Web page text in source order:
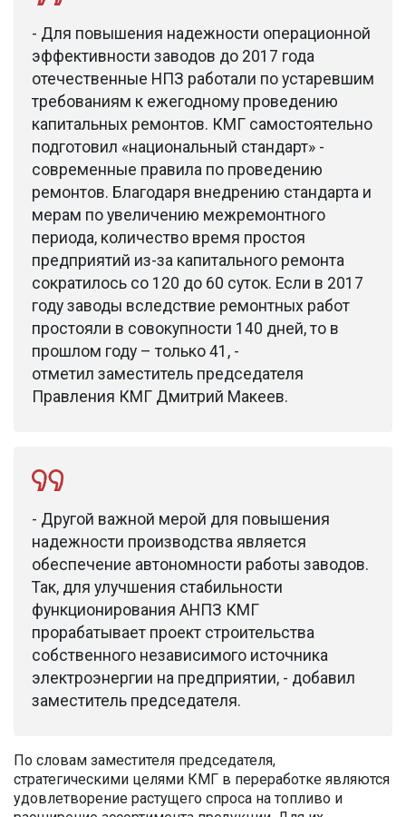
- Для повышения надежности операционной
эффективности заводов до 2017 года
отечественные НПЗ работали по устаревшим
требованиям к ежегодному проведению
капитальных ремонтов. КМГ самостоятельно
подготовил «национальный стандарт» -
современные правила по проведению
ремонтов. Благодаря внедрению стандарта и
мерам по увеличению межремонтного
периода, количество время простоя
предприятий из-за капитального ремонта
сократилось со 120 до 60 суток. Если в 2017
году заводы вследствие ремонтных работ
простояли в совокупности 140 дней, то в
прошлом году – только 41, -
отметил заместитель председателя
Правления КМГ Дмитрий Макеев.
- Другой важной мерой для повышения
надежности производства является
обеспечение автономности работы заводов.
Так, для улучшения стабильности
функционирования АНПЗ КМГ
прорабатывает проект строительства
собственного независимого источника
электроэнергии на предприятии, - добавил
заместитель председателя.
По словам заместителя председателя,
стратегическими целями КМГ в переработке являются
удовлетворение растущего спроса на топливо и